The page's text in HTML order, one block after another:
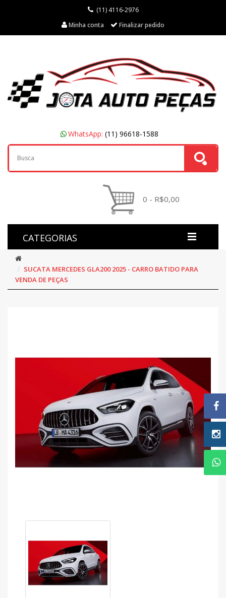
(11) 4116-2976
Minha conta
Finalizar pedido
WhatsApp: (11) 96618-1588
0 - R$0,00
CATEGORIAS
SUCATA MERCEDES GLA200 2025 - CARRO BATIDO PARA
VENDA DE PEÇAS